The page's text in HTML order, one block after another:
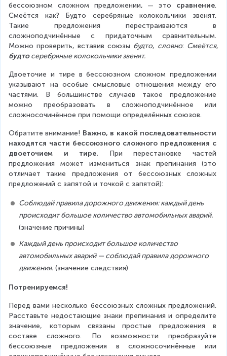
бессоюзном сложном предложении, — это сравнение.
Смеётся как? Будто серебряные колокольчики звенят.
Такие предложения перестраиваются в
сложноподчинённые с придаточным сравнительным.
Можно проверить, вставив союзы будто, словно: Смеётся,
будто серебряные колокольчики звенят.
Двоеточие и тире в бессоюзном сложном предложении
указывают на особые смысловые отношения между его
частями. В большинстве случаев такое предложение
можно преобразовать в сложноподчинённое или
сложносочинённое при помощи определённых союзов.
Обратите внимание! Важно, в какой последовательности
находятся части бессоюзного сложного предложения с
двоеточием и тире. При перестановке частей
предложения может измениться знак препинания (это
отличает такие предложения от бессоюзных сложных
предложений с запятой и точкой с запятой):
Соблюдай правила дорожного движения: каждый день
происходит большое количество автомобильных аварий.
(значение причины)
Каждый день происходит большое количество
автомобильных аварий — соблюдай правила дорожного
движения. (значение следствия)
Потренируемся!
Перед вами несколько бессоюзных сложных предложений.
Расставьте недостающие знаки препинания и определите
значение, которым связаны простые предложения в
составе сложного. По возможности преобразуйте
бессоюзные предложения в сложносочинённые или